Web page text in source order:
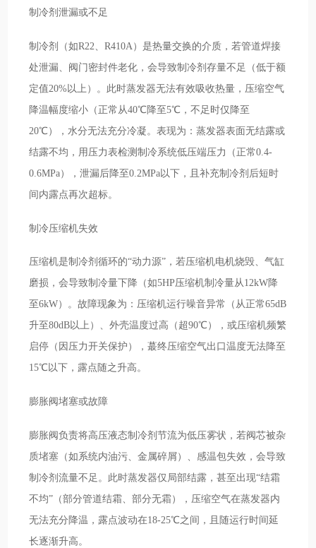
制冷剂泄漏或不足
制冷剂（如R22、R410A）是热量交换的介质，若管道焊接
处泄漏、阀门密封件老化，会导致制冷剂存量不足（低于额
定值20%以上）。此时蒸发器无法有效吸收热量，压缩空气
降温幅度缩小（正常从40℃降至5℃，不足时仅降至
20℃），水分无法充分冷凝。表现为：蒸发器表面无结露或
结露不均，用压力表检测制冷系统低压端压力（正常0.4-
0.6MPa），泄漏后降至0.2MPa以下，且补充制冷剂后短时
间内露点再次超标。
制冷压缩机失效
压缩机是制冷剂循环的“动力源”，若压缩机电机烧毁、气缸
磨损，会导致制冷量下降（如5HP压缩机制冷量从12kW降
至6kW）。故障现象为：压缩机运行噪音异常（从正常65dB
升至80dB以上）、外壳温度过高（超90℃），或压缩机频繁
启停（因压力开关保护），蕞终压缩空气出口温度无法降至
15℃以下，露点随之升高。
膨胀阀堵塞或故障
膨胀阀负责将高压液态制冷剂节流为低压雾状，若阀芯被杂
质堵塞（如系统内油污、金属碎屑）、感温包失效，会导致
制冷剂流量不足。此时蒸发器仅局部结露，甚至出现“结霜
不均”（部分管道结霜、部分无霜），压缩空气在蒸发器内
无法充分降温，露点波动在18-25℃之间，且随运行时间延
长逐渐升高。